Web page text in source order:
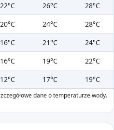
22°C 26°C
28°C
20°C 24°C
28°C
16°C 21°C
24°C
16°C 19°C
22°C
12°C 17°C 19°C
dane o temperaturze wody.